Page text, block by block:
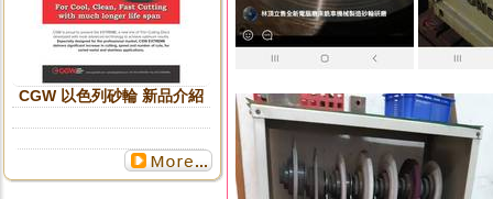
CGW 以色列砂輪 新品介紹